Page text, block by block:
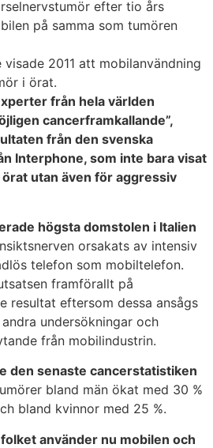
efter tio års
på samma som tumören
2011 att mobilanvändning
i örat.
från hela världen
cancerframkallande”,
från den svenska
Interphone, som inte bara visat
utan även för aggressiv
högsta domstolen i Italien
orsakats av intensiv
telefon som mobiltelefon.
framförallt på
resultat eftersom dessa ansågs
undersökningar och
från mobilindustrin.
den senaste cancerstatistiken
bland män ökat med 30 %
bland kvinnor med 25 %.
använder nu mobilen och